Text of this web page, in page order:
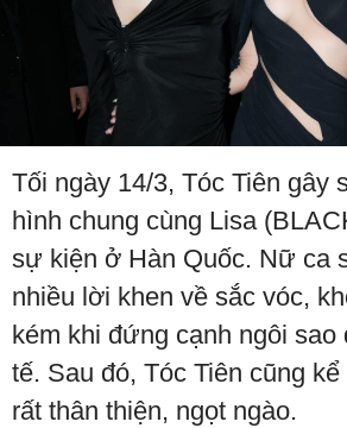
Tối ngày 14/3, Tóc Tiên gây
hình chung cùng Lisa
sự kiện ở Hàn Quốc. Nữ ca
nhiều lời khen về sắc vóc,
kém khi đứng cạnh ngôi sao
tế. Sau đó, Tóc Tiên cũng
rất thân thiện, ngọt ngào.